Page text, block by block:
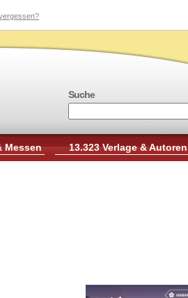
Suche
Messen 13.323 Verlage & Autoren